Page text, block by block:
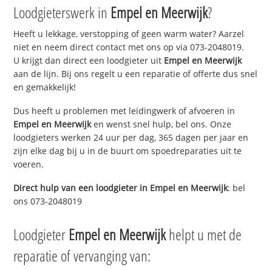
Loodgieterswerk in Empel en Meerwijk?
Heeft u lekkage, verstopping of geen warm water? Aarzel
niet en neem direct contact met ons op via 073-2048019.
U krijgt dan direct een loodgieter uit Empel en Meerwijk
aan de lijn. Bij ons regelt u een reparatie of offerte dus snel
en gemakkelijk!
Dus heeft u problemen met leidingwerk of afvoeren in
Empel en Meerwijken wenst snel hulp, bel ons. Onze
loodgieters werken 24 uur per dag, 365 dagen per jaar en
zijn elke dag bij u in de buurt om spoedreparaties uit te
voeren.
Direct hulp van een loodgieter in Empel en Meerwijk: bel
ons 073-2048019
Loodgieter Empel en Meerwijkhelpt u met de
reparatie of vervanging van: